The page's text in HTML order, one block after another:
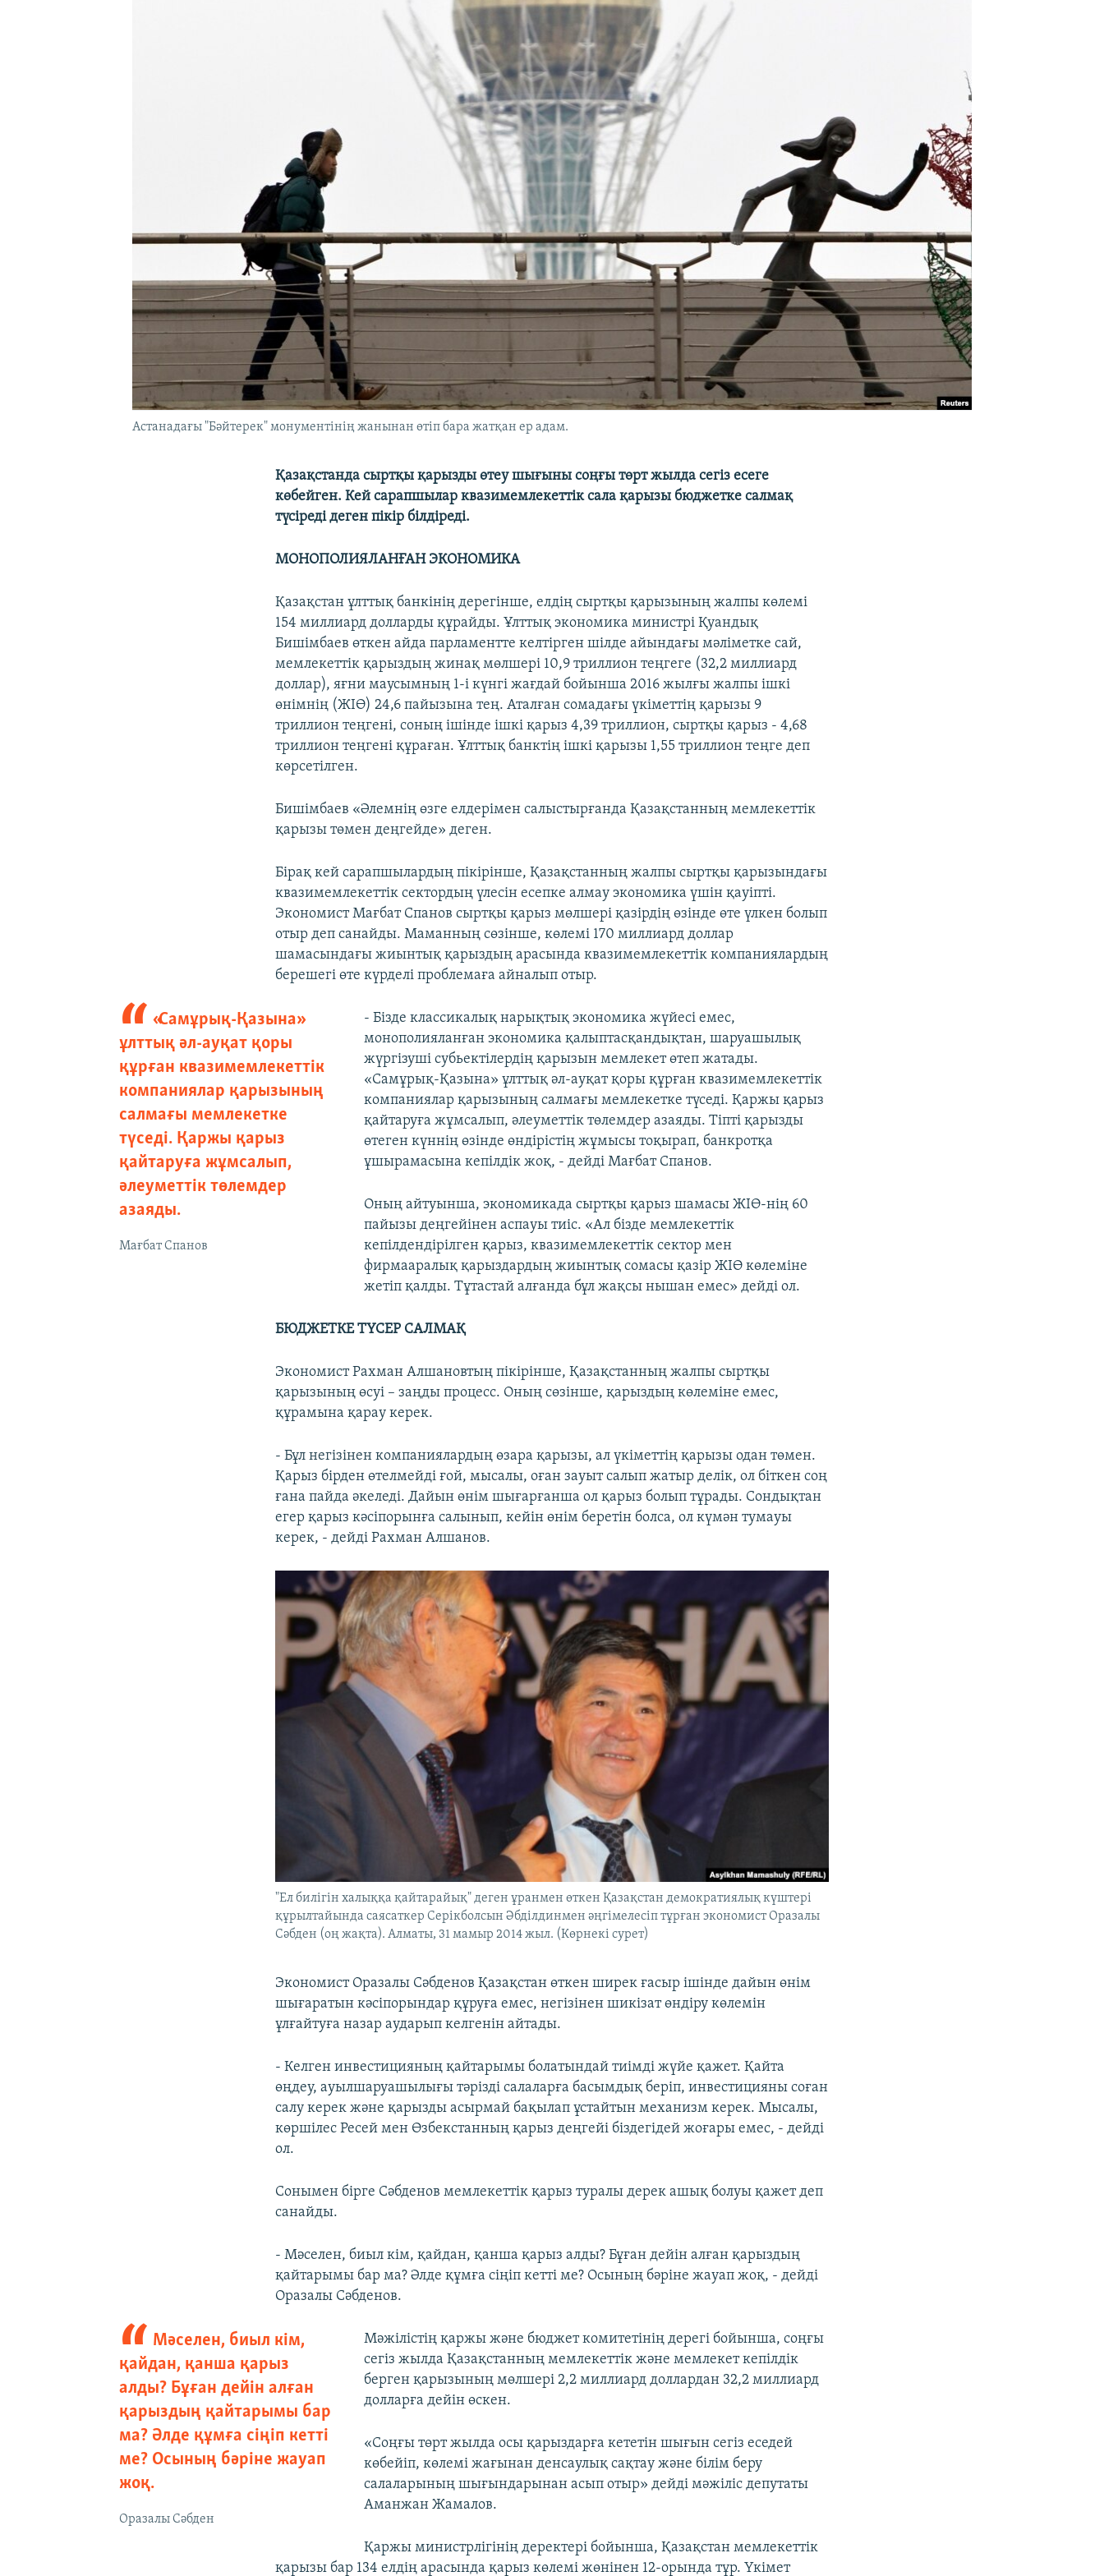
Астанадағы "Бәйтерек" монументінің жанынан өтіп бара жатқан ер адам.
Қазақстанда сыртқы қарызды өтеу шығыны соңғы төрт жылда сегіз есеге
көбейген. Кей сарапшылар квазимемлекеттік сала қарызы бюджетке салмақ
түсіреді деген пікір білдіреді.
МОНОПОЛИЯЛАНҒАН ЭКОНОМИКА
Қазақстан ұлттық банкінің дерегінше, елдің сыртқы қарызының жалпы көлемі
154 миллиард долларды құрайды. Ұлттық экономика министрі Қуандық
Бишімбаев өткен айда парламентте келтірген шілде айындағы мәліметке сай,
мемлекеттік қарыздың жинақ мөлшері 10,9 триллион теңгеге (32,2 миллиард
доллар), яғни маусымның 1-і күнгі жағдай бойынша 2016 жылғы жалпы ішкі
өнімнің (ЖІӨ) 24,6 пайызына тең. Аталған сомадағы үкіметтің қарызы 9
триллион теңгені, соның ішінде ішкі қарыз 4,39 триллион, сыртқы қарыз - 4,68
триллион теңгені құраған. Ұлттық банктің ішкі қарызы 1,55 триллион теңге деп
көрсетілген.
Бишімбаев «Әлемнің өзге елдерімен салыстырғанда Қазақстанның мемлекеттік
қарызы төмен деңгейде» деген.
Бірақ кей сарапшылардың пікірінше, Қазақстанның жалпы сыртқы қарызындағы
квазимемлекеттік сектордың үлесін есепке алмау экономика үшін қауіпті.
Экономист Мағбат Спанов сыртқы қарыз мөлшері қазірдің өзінде өте үлкен болып
отыр деп санайды. Маманның сөзінше, көлемі 170 миллиард доллар
шамасындағы жиынтық қарыздың арасында квазимемлекеттік компаниялардың
берешегі өте күрделі проблемаға айналып отыр.
«Самұрық-Қазына»
ұлттық әл-ауқат қоры
құрған квазимемлекеттік
компаниялар қарызының
салмағы мемлекетке
түседі. Қаржы қарыз
қайтаруға жұмсалып,
әлеуметтік төлемдер
азаяды.
Мағбат Спанов
- Бізде классикалық нарықтық экономика жүйесі емес,
монополияланған экономика қалыптасқандықтан, шаруашылық
жүргізуші субьектілердің қарызын мемлекет өтеп жатады.
«Самұрық-Қазына» ұлттық әл-ауқат қоры құрған квазимемлекеттік
компаниялар қарызының салмағы мемлекетке түседі. Қаржы қарыз
қайтаруға жұмсалып, әлеуметтік төлемдер азаяды. Тіпті қарызды
өтеген күннің өзінде өндірістің жұмысы тоқырап, банкротқа
ұшырамасына кепілдік жоқ, - дейді Мағбат Спанов.
Оның айтуынша, экономикада сыртқы қарыз шамасы ЖІӨ-нің 60
пайызы деңгейінен аспауы тиіс. «Ал бізде мемлекеттік
кепілдендірілген қарыз, квазимемлекеттік сектор мен
фирмааралық қарыздардың жиынтық сомасы қазір ЖІӨ көлеміне
жетіп қалды. Тұтастай алғанда бұл жақсы нышан емес» дейді ол.
БЮДЖЕТКЕ ТҮСЕР САЛМАҚ
Экономист Рахман Алшановтың пікірінше, Қазақстанның жалпы сыртқы
қарызының өсуі – заңды процесс. Оның сөзінше, қарыздың көлеміне емес,
құрамына қарау керек.
- Бұл негізінен компаниялардың өзара қарызы, ал үкіметтің қарызы одан төмен.
Қарыз бірден өтелмейді ғой, мысалы, оған зауыт салып жатыр делік, ол біткен соң
ғана пайда әкеледі. Дайын өнім шығарғанша ол қарыз болып тұрады. Сондықтан
егер қарыз кәсіпорынға салынып, кейін өнім беретін болса, ол күмән тумауы
керек, - дейді Рахман Алшанов.
"Ел билігін халыққа қайтарайық" деген ұранмен өткен Қазақстан демократиялық күштері
құрылтайында саясаткер Серікболсын Әбділдинмен әңгімелесіп тұрған экономист Оразалы
Сәбден (оң жақта). Алматы, 31 мамыр 2014 жыл. (Көрнекі сурет)
Экономист Оразалы Сәбденов Қазақстан өткен ширек ғасыр ішінде дайын өнім
шығаратын кәсіпорындар құруға емес, негізінен шикізат өндіру көлемін
ұлғайтуға назар аударып келгенін айтады.
- Келген инвестицияның қайтарымы болатындай тиімді жүйе қажет. Қайта
өңдеу, ауылшаруашылығы тәрізді салаларға басымдық беріп, инвестицияны соған
салу керек және қарызды асырмай бақылап ұстайтын механизм керек. Мысалы,
көршілес Ресей мен Өзбекстанның қарыз деңгейі біздегідей жоғары емес, - дейді
ол.
Сонымен бірге Сәбденов мемлекеттік қарыз туралы дерек ашық болуы қажет деп
санайды.
- Мәселен, биыл кім, қайдан, қанша қарыз алды? Бұған дейін алған қарыздың
қайтарымы бар ма? Әлде құмға сіңіп кетті ме? Осының бәріне жауап жоқ, - дейді
Оразалы Сәбденов.
Мәселен, биыл кім,
қайдан, қанша қарыз
алды? Бұған дейін алған
қарыздың қайтарымы бар
ма? Әлде құмға сіңіп кетті
ме? Осының бәріне жауап
жоқ.
Оразалы Сәбден
Мәжілістің қаржы және бюджет комитетінің дерегі бойынша, соңғы
сегіз жылда Қазақстанның мемлекеттік және мемлекет кепілдік
берген қарызының мөлшері 2,2 миллиард доллардан 32,2 миллиард
долларға дейін өскен.
«Соңғы төрт жылда осы қарыздарға кететін шығын сегіз еседей
көбейіп, көлемі жағынан денсаулық сақтау және білім беру
салаларының шығындарынан асып отыр» дейді мәжіліс депутаты
Аманжан Жамалов.
Қаржы министрлігінің деректері бойынша, Қазақстан мемлекеттік
қарызы бар 134 елдің арасында қарыз көлемі жөнінен 12-орында тұр. Үкімет